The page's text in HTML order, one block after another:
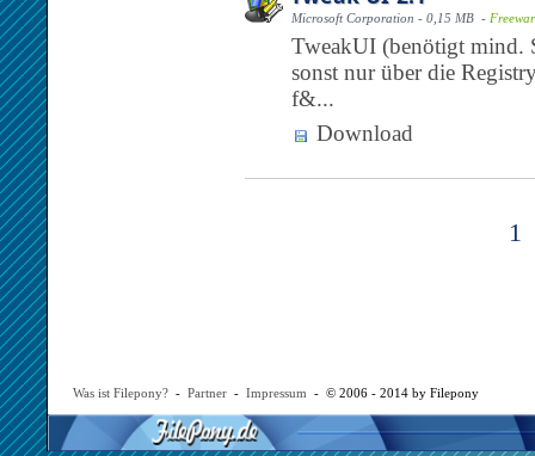
Microsoft Corporation - 0,15 MB -
TweakUI (benötigt mind.
sonst nur über die
f&...
Download
1
Was ist Filepony? - Partner - Impressum - © 2006 - 2014 by Filepony